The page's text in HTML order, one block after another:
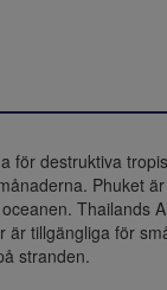
destruktiva
Phuket
tillgängliga för
stranden.